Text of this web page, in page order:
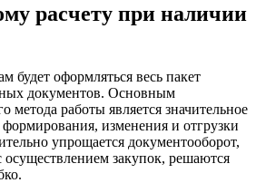
расчету при наличии
будет оформляться весь пакет
документов. Основным
метода работы является значительное
изменения и отгрузки
упрощается документооборот,
осуществлением закупок, решаются